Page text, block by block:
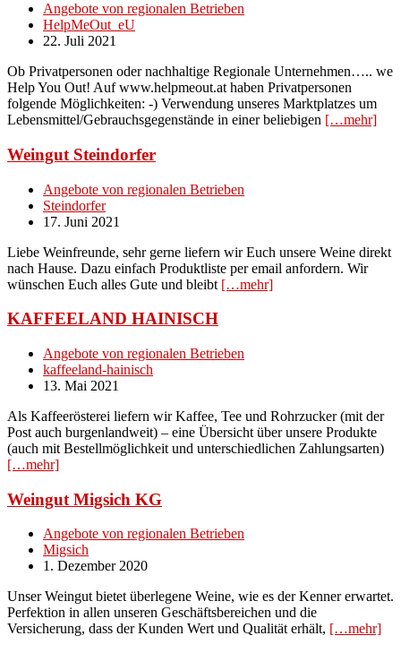
Angebote von regionalen Betrieben
HelpMeOut_eU
22. Juli 2021
Ob Privatpersonen oder nachhaltige Regionale Unternehmen….. we
Help You Out! Auf www.helpmeout.at haben Privatpersonen
folgende Möglichkeiten: -) Verwendung unseres Marktplatzes um
Lebensmittel/Gebrauchsgegenstände in einer beliebigen […mehr]
Weingut Steindorfer
Angebote von regionalen Betrieben
Steindorfer
17. Juni 2021
Liebe Weinfreunde, sehr gerne liefern wir Euch unsere Weine direkt
nach Hause. Dazu einfach Produktliste per email anfordern. Wir
wünschen Euch alles Gute und bleibt […mehr]
KAFFEELAND HAINISCH
Angebote von regionalen Betrieben
kaffeeland-hainisch
13. Mai 2021
Als Kaffeerösterei liefern wir Kaffee, Tee und Rohrzucker (mit der
Post auch burgenlandweit) – eine Übersicht über unsere Produkte
(auch mit Bestellmöglichkeit und unterschiedlichen Zahlungsarten)
[…mehr]
Weingut Migsich KG
Angebote von regionalen Betrieben
Migsich
1. Dezember 2020
Unser Weingut bietet überlegene Weine, wie es der Kenner erwartet.
Perfektion in allen unseren Geschäftsbereichen und die
Versicherung, dass der Kunden Wert und Qualität erhält, […mehr]